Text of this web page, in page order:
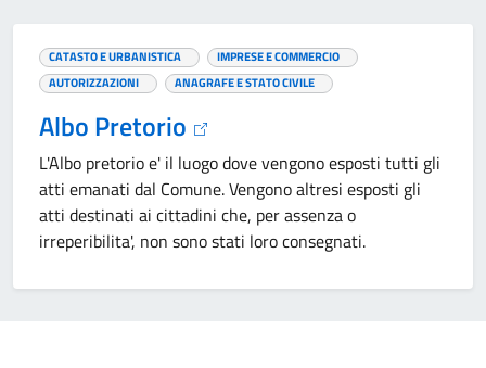
CATASTO E URBANISTICA
IMPRESE E COMMERCIO
AUTORIZZAZIONI
ANAGRAFE E STATO CIVILE
Albo Pretorio
L'Albo pretorio e' il luogo dove vengono esposti tutti gli
atti emanati dal Comune. Vengono altresi esposti gli
atti destinati ai cittadini che, per assenza o
irreperibilita', non sono stati loro consegnati.